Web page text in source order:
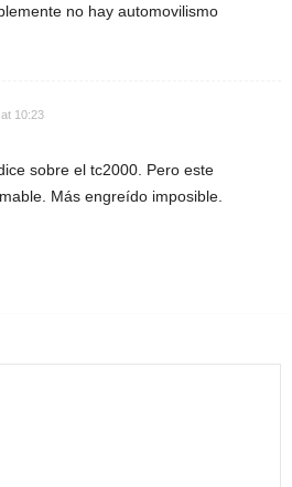
no hay automovilismo
10:23
sobre el tc2000. Pero este
Más engreído imposible.